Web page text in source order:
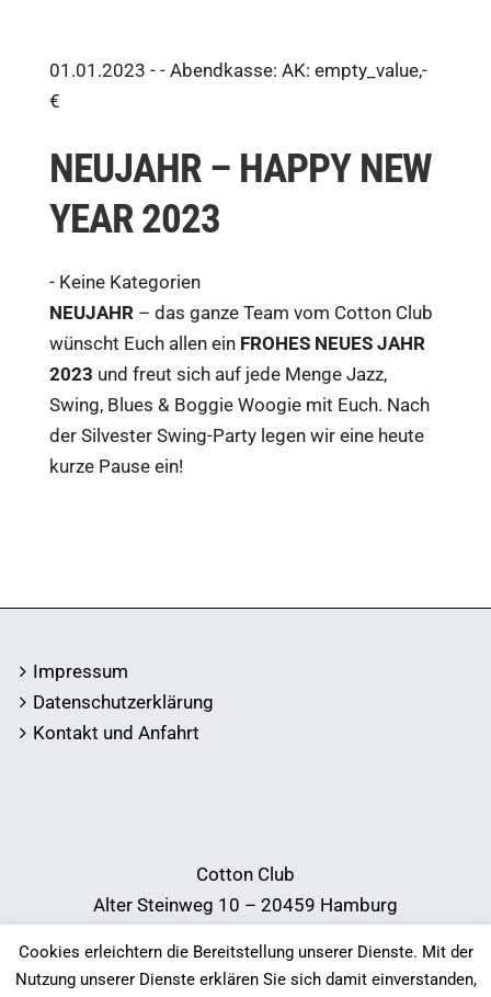
01.01.2023 - - Abendkasse: AK: empty_value,-
€
NEUJAHR – HAPPY NEW
YEAR 2023
- Keine Kategorien
NEUJAHR – das ganze Team vom Cotton Club
wünscht Euch allen ein FROHES NEUES JAHR
2023 und freut sich auf jede Menge Jazz,
Swing, Blues & Boggie Woogie mit Euch. Nach
der Silvester Swing-Party legen wir eine heute
kurze Pause ein!
Impressum
Datenschutzerklärung
Kontakt und Anfahrt
Cotton Club
Alter Steinweg 10 – 20459 Hamburg
info@cotton-club.de
Cookies erleichtern die Bereitstellung unserer Dienste. Mit der
Nutzung unserer Dienste erklären Sie sich damit einverstanden,